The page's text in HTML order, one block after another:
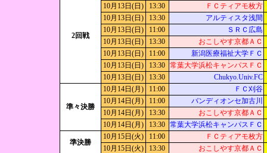
2回戦
10月13日(日)
13:30 ＦＣティアモ枚方
10月13日(日)
13:30 アルティスタ浅間
10月13日(日)
11:00
ＳＲＣ広島
10月13日(日)
13:30
おこしやす京都ＡＣ
10月13日(日)
11:00
新潟医療福祉大学ＦＣ
10月13日(日)
13:30 常葉大学浜松キャンパスＦＣ
10月13日(日)
13:30 Chukyo.Univ.FC
準々決勝
10月14日(月) 11:00
ＦＣ刈谷
10月14日(月)
11:00
バンディオンセ加古川
10月14日(月)
13:30
おこしやす京都ＡＣ
10月14日(月)
13:30 常葉大学浜松キャンパスＦＣ
準決勝
10月15日(火) 11:00
ＦＣティアモ枚方
10月15日(火)
13:30
おこしやす京都ＡＣ